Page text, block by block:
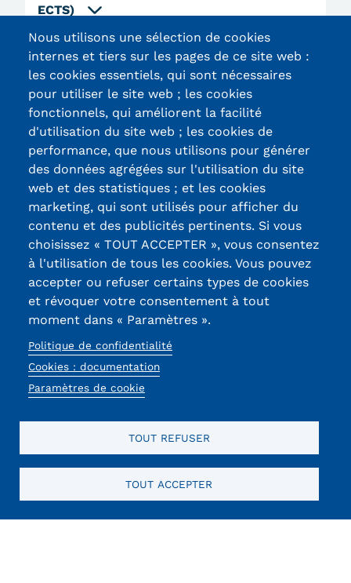
Validation des acquis
professionnels et personnels
(VAPP)
Infos pratiques
Discrimination/égalité/mixité
Handi'Cnam
Témoignages
Statistiques
FAQ
Lexique
Téléchargements
Qualiopi
Le Cnam ICSV
Mobilité internationale et
Erasmus
Règlement intérieur
ECTS)
13, Rue Ernest
Thierry-Mieg
90010 BELFORT
Cedex
03 84 58 33 10
Réseaux
sociaux
Certifications /
Labels qualité
Menu
Nous utilisons une sélection de cookies
internes et tiers sur les pages de ce site web :
les cookies essentiels, qui sont nécessaires
pour utiliser le site web ; les cookies
fonctionnels, qui améliorent la facilité
d'utilisation du site web ; les cookies de
performance, que nous utilisons pour générer
des données agrégées sur l'utilisation du site
web et des statistiques ; et les cookies
marketing, qui sont utilisés pour afficher du
contenu et des publicités pertinents. Si vous
choisissez « TOUT ACCEPTER », vous consentez
à l'utilisation de tous les cookies. Vous pouvez
accepter ou refuser certains types de cookies
et révoquer votre consentement à tout
moment dans « Paramètres ».
Politique de confidentialité
Cookies : documentation
Paramètres de cookie
TOUT REFUSER
TOUT ACCEPTER